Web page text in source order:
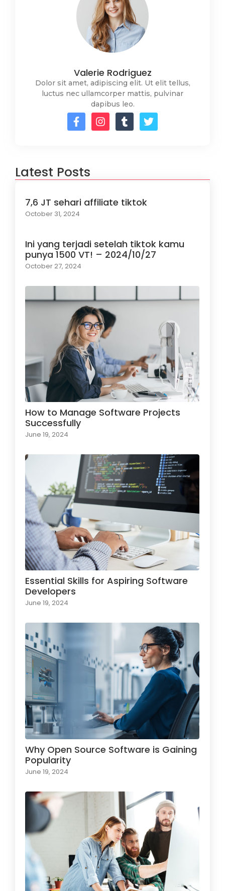
Valerie Rodriguez
Dolor sit amet, adipiscing elit. Ut elit tellus,
luctus nec ullamcorper mattis, pulvinar
dapibus leo.
Latest Posts
7,6 JT sehari affiliate tiktok
October 31, 2024
Ini yang terjadi setelah tiktok kamu
punya 1500 VT! – 2024/10/27
October 27, 2024
How to Manage Software Projects
Successfully
June 19, 2024
Essential Skills for Aspiring Software
Developers
June 19, 2024
Why Open Source Software is Gaining
Popularity
June 19, 2024